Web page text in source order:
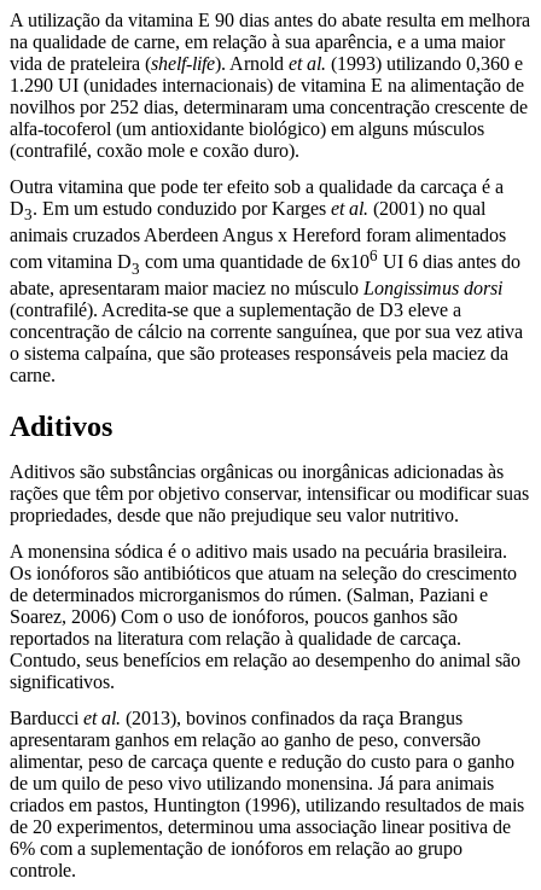
A utilização da vitamina E 90 dias antes do abate resulta em melhora
na qualidade de carne, em relação à sua aparência, e a uma maior
vida de prateleira (shelf-life). Arnold et al. (1993) utilizando 0,360 e
1.290 UI (unidades internacionais) de vitamina E na alimentação de
novilhos por 252 dias, determinaram uma concentração crescente de
alfa-tocoferol (um antioxidante biológico) em alguns músculos
(contrafilé, coxão mole e coxão duro).
Outra vitamina que pode ter efeito sob a qualidade da carcaça é a
D3. Em um estudo conduzido por Karges et al. (2001) no qual
animais cruzados Aberdeen Angus x Hereford foram alimentados
com vitamina D3 com uma quantidade de 6x106 UI 6 dias antes do
abate, apresentaram maior maciez no músculo Longissimus dorsi
(contrafilé). Acredita-se que a suplementação de D3 eleve a
concentração de cálcio na corrente sanguínea, que por sua vez ativa
o sistema calpaína, que são proteases responsáveis pela maciez da
carne.
Aditivos
Aditivos são substâncias orgânicas ou inorgânicas adicionadas às
rações que têm por objetivo conservar, intensificar ou modificar suas
propriedades, desde que não prejudique seu valor nutritivo.
A monensina sódica é o aditivo mais usado na pecuária brasileira.
Os ionóforos são antibióticos que atuam na seleção do crescimento
de determinados microrganismos do rúmen. (Salman, Paziani e
Soarez, 2006) Com o uso de ionóforos, poucos ganhos são
reportados na literatura com relação à qualidade de carcaça.
Contudo, seus benefícios em relação ao desempenho do animal são
significativos.
Barducci et al. (2013), bovinos confinados da raça Brangus
apresentaram ganhos em relação ao ganho de peso, conversão
alimentar, peso de carcaça quente e redução do custo para o ganho
de um quilo de peso vivo utilizando monensina. Já para animais
criados em pastos, Huntington (1996), utilizando resultados de mais
de 20 experimentos, determinou uma associação linear positiva de
6% com a suplementação de ionóforos em relação ao grupo
controle.